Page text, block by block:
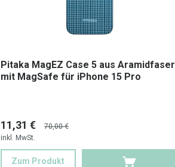
Pitaka MagEZ Case 5 aus Aramidfaser
mit MagSafe für iPhone 15 Pro
11,31 €
70,00 €
inkl. MwSt.
Zum Produkt